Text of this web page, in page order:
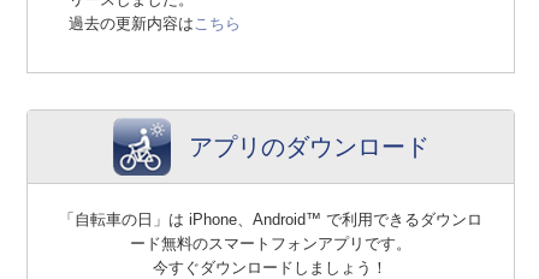
過去の更新内容はこちら
アプリのダウンロード
「自転車の日」は iPhone、Android™ で利用できるダウンロ
ード無料のスマートフォンアプリです。
今すぐダウンロードしましょう！